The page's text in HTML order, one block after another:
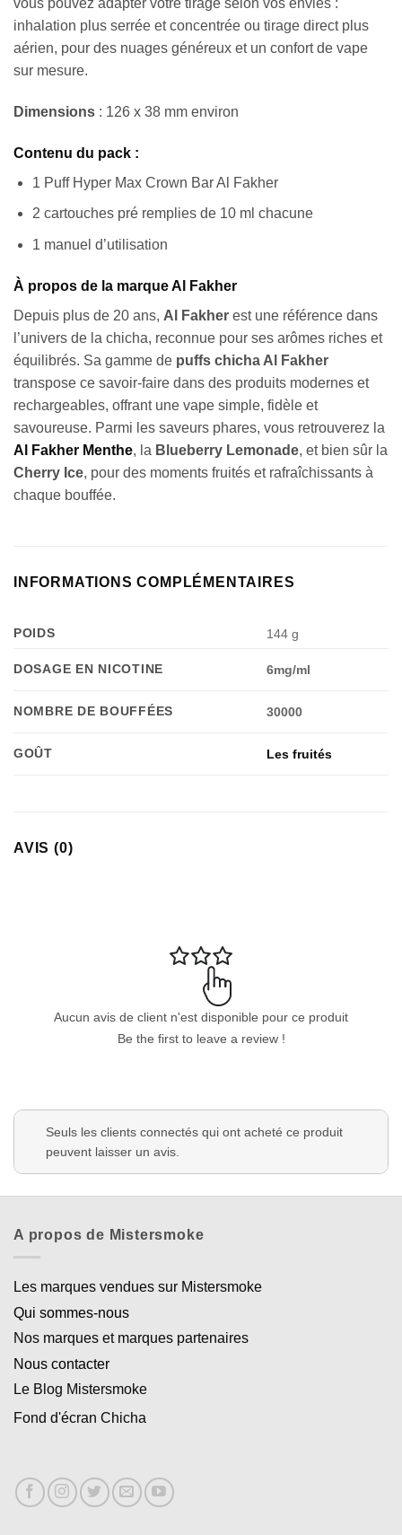
vous pouvez adapter votre tirage selon vos envies :
inhalation plus serrée et concentrée ou tirage direct plus
aérien, pour des nuages généreux et un confort de vape
sur mesure.
Dimensions : 126 x 38 mm environ
Contenu du pack :
1 Puff Hyper Max Crown Bar Al Fakher
2 cartouches pré remplies de 10 ml chacune
1 manuel d’utilisation
À propos de la marque Al Fakher
Depuis plus de 20 ans, Al Fakher est une référence dans
l’univers de la chicha, reconnue pour ses arômes riches et
équilibrés. Sa gamme de puffs chicha Al Fakher
transpose ce savoir-faire dans des produits modernes et
rechargeables, offrant une vape simple, fidèle et
savoureuse. Parmi les saveurs phares, vous retrouverez la
Al Fakher Menthe, la Blueberry Lemonade, et bien sûr la
Cherry Ice, pour des moments fruités et rafraîchissants à
chaque bouffée.
INFORMATIONS COMPLÉMENTAIRES
POIDS 144 g
DOSAGE EN NICOTINE 6mg/ml
NOMBRE DE BOUFFÉES 30000
GOÛT Les fruités
AVIS (0)
Aucun avis de client n'est disponible pour ce produit
Be the first to leave a review !
Seuls les clients connectés qui ont acheté ce produit
peuvent laisser un avis.
A propos de Mistersmoke
Les marques vendues sur Mistersmoke
Qui sommes-nous
Nos marques et marques partenaires
Nous contacter
Le Blog Mistersmoke
Fond d'écran Chicha